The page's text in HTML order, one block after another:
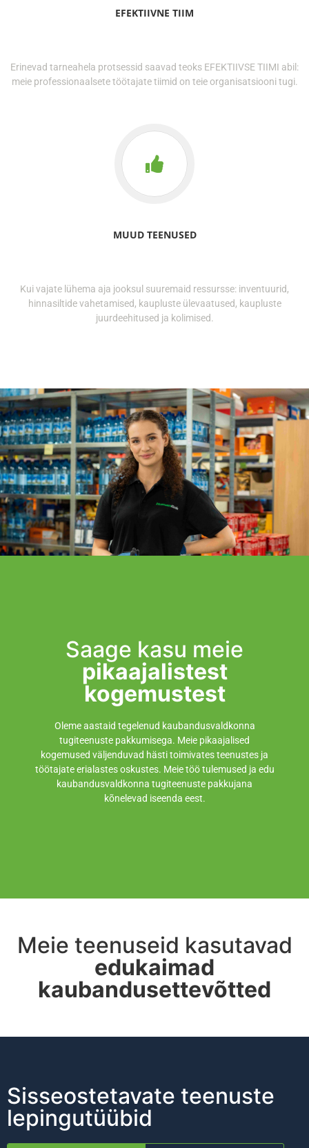
EFEKTIIVNE TIIM
Erinevad tarneahela protsessid saavad teoks EFEKTIIVSE TIIMI abil:
meie professionaalsete töötajate tiimid on teie organisatsiooni tugi.
MUUD TEENUSED
Kui vajate lühema aja jooksul suuremaid ressursse: inventuurid,
hinnasiltide vahetamised, kaupluste ülevaatused, kaupluste
juurdeehitused ja kolimised.
Saage kasu meie
pikaajalistest
kogemustest
Oleme aastaid tegelenud kaubandusvaldkonna
tugiteenuste pakkumisega. Meie pikaajalised
kogemused väljenduvad hästi toimivates teenustes ja
töötajate erialastes oskustes. Meie töö tulemused ja edu
kaubandusvaldkonna tugiteenuste pakkujana
kõnelevad iseenda eest.
Meie teenuseid kasutavad
edukaimad
kaubandusettevõtted
Sisseostetavate teenuste
lepingutüübid